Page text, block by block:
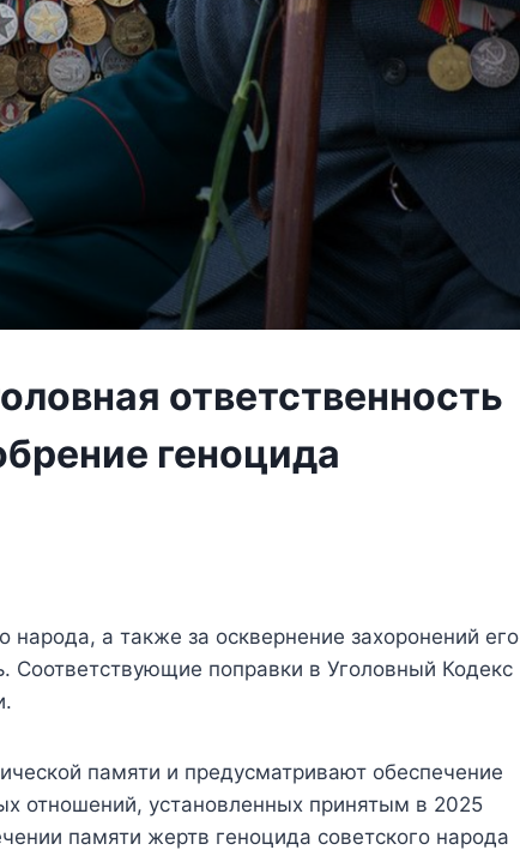
ответственность
геноцида
народа, а также за осквернение захоронений его
Соответствующие поправки в Уголовный Кодекс
памяти и предусматривают обеспечение
отношений, установленных принятым в 2025
памяти жертв геноцида советского народа